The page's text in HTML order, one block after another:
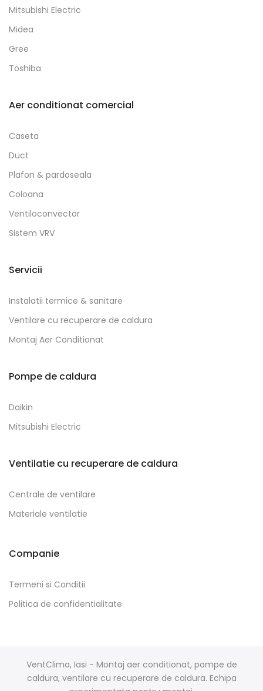
Mitsubishi Electric
Midea
Gree
Toshiba
Aer conditionat comercial
Caseta
Duct
Plafon & pardoseala
Coloana
Ventiloconvector
Sistem VRV
Servicii
Instalatii termice & sanitare
Ventilare cu recuperare de caldura
Montaj Aer Conditionat
Pompe de caldura
Daikin
Mitsubishi Electric
Ventilatie cu recuperare de caldura
Centrale de ventilare
Materiale ventilatie
Companie
Termeni si Conditii
Politica de confidentialitate
VentClima, Iasi - Montaj aer conditionat, pompe de
caldura, ventilare cu recuperare de caldura. Echipa